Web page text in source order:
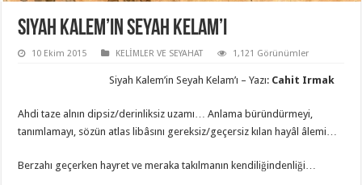
Siyah Kalem’in Seyah Kelam’ı
10 Ekim 2015 KELİMLER VE SEYAHAT 1,121 Görünümler
Siyah Kalem’in Seyah Kelam’ı – Yazı:Cahit Irmak
Ahdi taze alnın dipsiz/derinliksiz uzamı… Anlama büründürmeyi,
tanımlamayı, sözün atlas libâsını gereksiz/geçersiz kılan hayâl âlemi…
Berzahı geçerken hayret ve meraka takılmanın kendiliğindenliği…